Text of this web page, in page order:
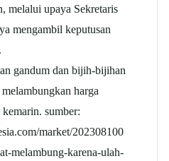
melalui upaya Sekretaris
mengambil keputusan
gandum dan bijih-bijihan
harga
sumber:
market/202308100
melambung-karena-ulah-